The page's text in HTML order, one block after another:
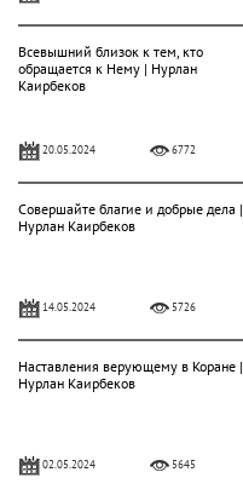
Всевышний близок к тем, кто
обращается к Нему | Нурлан
Каирбеков
20.05.2024 6772
Совершайте благие и добрые дела |
Нурлан Каирбеков
14.05.2024 5726
Наставления верующему в Коране |
Нурлан Каирбеков
02.05.2024 5645